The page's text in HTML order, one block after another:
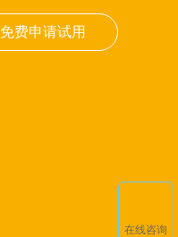
免费申请试用
在线咨询